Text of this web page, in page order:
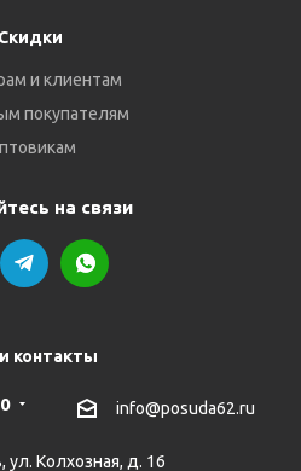
Скидки
и клиентам
покупателям
на связи
контакты
info@posuda62.ru
ул. Колхозная, д. 16